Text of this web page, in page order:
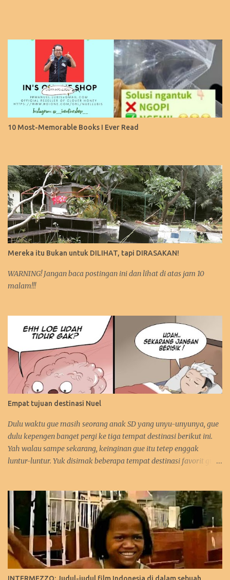
10 Most-Memorable Books I Ever Read
Mereka itu Bukan untuk DILIHAT, tapi DIRASAKAN!
WARNING! Jangan baca postingan ini dan lihat di atas jam 10
malam!!!
Empat tujuan destinasi Nuel
Dulu waktu gue masih seorang anak SD yang unyu-unyunya, gue
dulu kepengen banget pergi ke tiga tempat destinasi berikut ini.
Yah walau sampe sekarang, keinginan gue itu tetep enggak
luntur-luntur. Yuk disimak beberapa tempat destinasi favorit gue.
Paris-nya. Gue pengen bangen liat Menara Eiffel, Arc de Triomph,
serta juga Katedral Notre Dame-nya. Selain itu, katanya pantai-
pantai di Perancis itu sangat menawan keindahannya. Tapi yah,
intinya karna Menara Eiffel-lah gue pengen ke Perancis. Hehehe.
Bahkan gue juga tertarik mempelajari bahasa Perancis. Kalo
yang ini gara-gara waktu itu gue enggak sengaja nonton acara
bahasa Perancis di TPI ( nama acaranya lupa! :p). Eiffel, i'm in love!
INTERMEZZO: Judul-judul film Indonesia di dalam sebuah